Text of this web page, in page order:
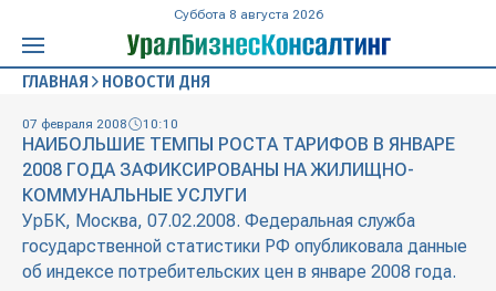
Суббота 8 августа 2026
ГЛАВНАЯ НОВОСТИ ДНЯ
07 февраля 2008 10:10
НАИБОЛЬШИЕ ТЕМПЫ РОСТА ТАРИФОВ В ЯНВАРЕ
2008 ГОДА ЗАФИКСИРОВАНЫ НА ЖИЛИЩНО-
КОММУНАЛЬНЫЕ УСЛУГИ
УрБК, Москва, 07.02.2008. Федеральная служба
государственной статистики РФ опубликовала данные
об индексе потребительских цен в январе 2008 года.